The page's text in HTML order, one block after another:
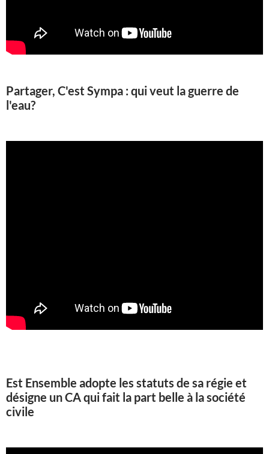
Partager, C'est Sympa : qui veut la guerre de
l'eau?
Est Ensemble adopte les statuts de sa régie et
désigne un CA qui fait la part belle à la société
civile